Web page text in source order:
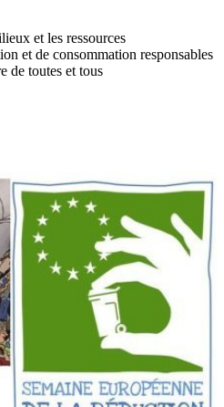
et les ressources
et de consommation responsables
de toutes et tous